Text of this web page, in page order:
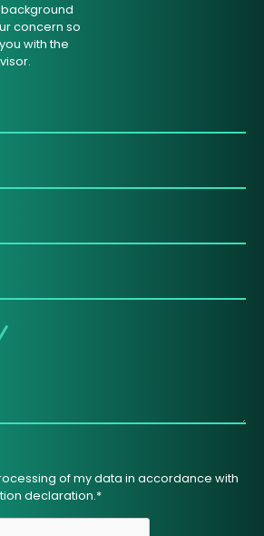
concern so
with the
of my data in accordance with
declaration.*